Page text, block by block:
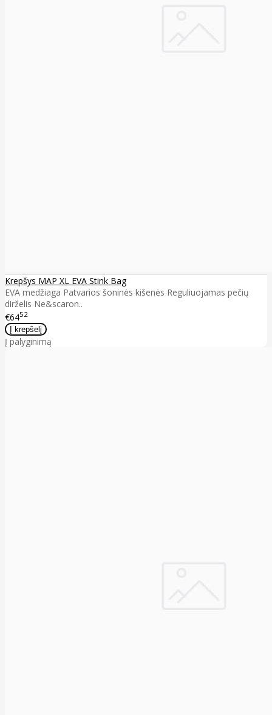
Krepšys MAP XL EVA Stink Bag
EVA medžiaga Patvarios šoninės kišenės Reguliuojamas pečių
dirželis Ne&scaron..
€6452
Į palyginimą